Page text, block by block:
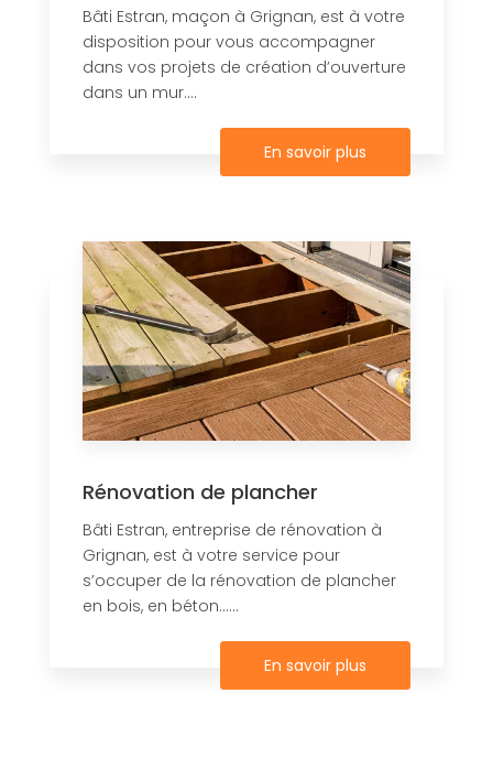
Bâti Estran, maçon à Grignan, est à votre
disposition pour vous accompagner
dans vos projets de création d’ouverture
dans un mur....
En savoir plus
Rénovation de plancher
Bâti Estran, entreprise de rénovation à
Grignan, est à votre service pour
s’occuper de la rénovation de plancher
en bois, en béton......
En savoir plus